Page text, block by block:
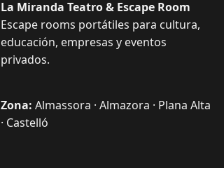
La Miranda Teatro & Escape Room
Escape rooms portátiles para cultura,
educación, empresas y eventos
privados.
Zona: Almassora · Almazora · Plana Alta
· Castelló